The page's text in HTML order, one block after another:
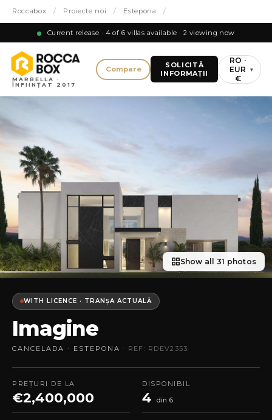
Roccabox / Proiecte noi / Estepona /
Current release · 4 of 6 villas available · 2 viewing now
MARBELLA ·
ÎNFIINȚAT 2017
Compare
SOLICITĂ
INFORMAȚII
RO ·
EUR
€
▾
Show all 31 photos
WITH LICENCE · TRANȘA ACTUALĂ
Imagine
CANCELADA · ESTEPONA · REF: RDEV2353
PREȚURI DE LA
€2,400,000
DISPONIBIL
4 din 6